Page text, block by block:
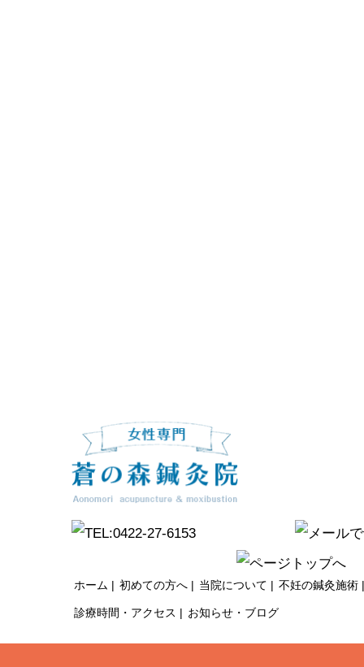
ホーム 初めての方へ 当院について 不妊の鍼灸施術
診療時間・アクセス お知らせ・ブログ